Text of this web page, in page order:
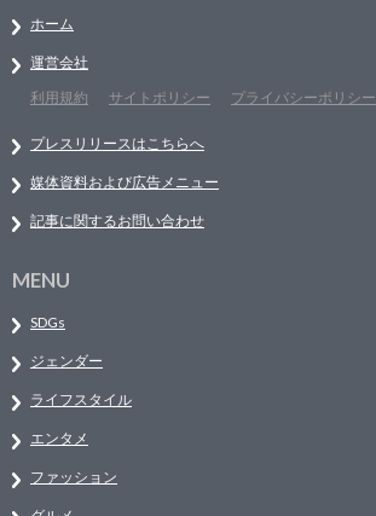
ホーム
運営会社
利用規約
サイトポリシー プライバシーポリシー
プレスリリースはこちらへ
媒体資料および広告メニュー
記事に関するお問い合わせ
MENU
SDGs
ジェンダー
ライフスタイル
エンタメ
ファッション